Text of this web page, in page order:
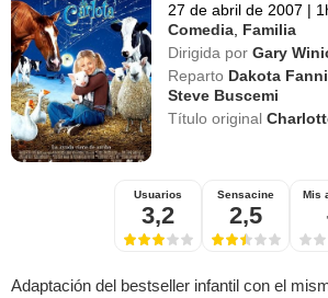
27 de abril de 2007 |
Comedia, Familia
Dirigida por Gary
Reparto Dakota
Steve Buscemi
Título original
Usuarios
3,2
Sensacine
2,5
Mis
Adaptación del bestseller infantil con el